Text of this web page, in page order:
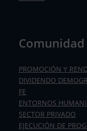
Comunidad
PROMOCIÓN Y
DIVIDENDO
FE
ENTORNOS
SECTOR PRIVADO
EJECUCIÓN DE